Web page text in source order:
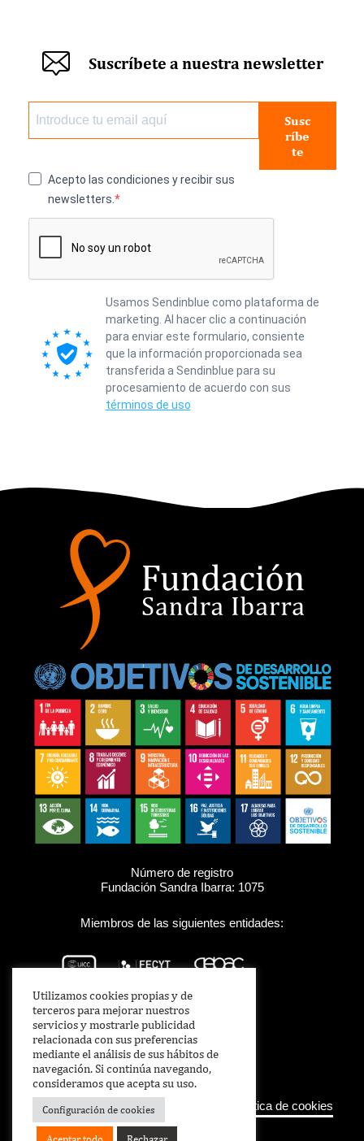
Suscríbete a nuestra newsletter
Susc
ríbe
te
Acepto las condiciones y recibir sus
newsletters.
Usamos Sendinblue como plataforma de
marketing. Al hacer clic a continuación
para enviar este formulario, consiente
que la información proporcionada sea
transferida a Sendinblue para su
procesamiento de acuerdo con sus
términos de uso
Número de registro
Fundación Sandra Ibarra: 1075
Miembros de las siguientes entidades:
Aviso legal– Política de Privacidad Política de cookies
Utilizamos cookies propias y de
terceros para mejorar nuestros
servicios y mostrarle publicidad
relacionada con sus preferencias
mediante el análisis de sus hábitos de
navegación. Si continúa navegando,
consideramos que acepta su uso.
Configuración de cookies